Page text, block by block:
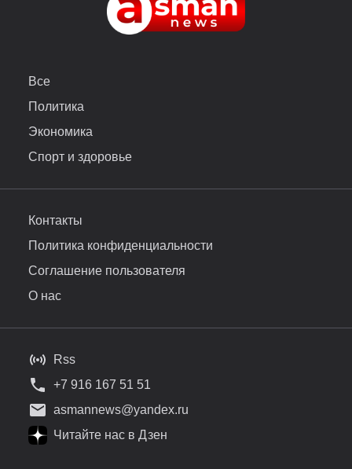
Все
Политика
Экономика
Спорт и здоровье
Контакты
Политика конфиденциальности
Соглашение пользователя
О нас
Rss
+7 916 167 51 51
asmannews@yandex.ru
Читайте нас в Дзен